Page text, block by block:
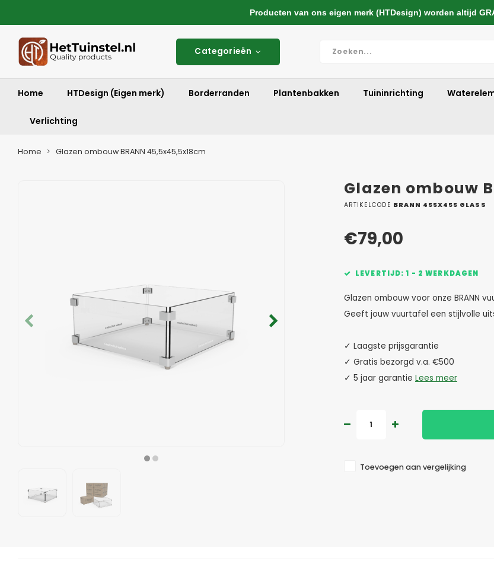
Categorieën
Home HTDesign (Eigen merk) Borderranden Plantenbakken Tuininrichting
Verlichting
Home Glazen ombouw BRANN 45,5x45,5x18cm
Glazen ombouw
ARTIKELCODE BRANN 455X455 GLASS
€79,00
LEVERTIJD: 1 - 2 WERKDAGEN
Glazen ombouw voor onze BRANN
Geeft jouw vuurtafel een stijlvolle
✓ Laagste prijsgarantie
✓ Gratis bezorgd v.a. €500
✓ 5 jaar garantie Lees meer
Toevoegen aan vergelijking
Producten van ons eigen merk (HTDesign) worden altijd